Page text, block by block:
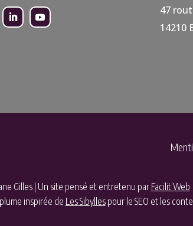
47
14210
Gilles | Un site pensé et entretenu par Facilit’Web
inspirée de Les Sibyllespour le SEO et les